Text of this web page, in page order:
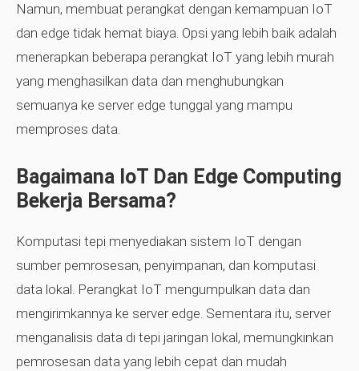
Namun, membuat perangkat dengan kemampuan IoT
dan edge tidak hemat biaya. Opsi yang lebih baik adalah
menerapkan beberapa perangkat IoT yang lebih murah
yang menghasilkan data dan menghubungkan
semuanya ke server edge tunggal yang mampu
memproses data.
Bagaimana IoT Dan Edge Computing
Bekerja Bersama?
Komputasi tepi menyediakan sistem IoT dengan
sumber pemrosesan, penyimpanan, dan komputasi
data lokal. Perangkat IoT mengumpulkan data dan
mengirimkannya ke server edge. Sementara itu, server
menganalisis data di tepi jaringan lokal, memungkinkan
pemrosesan data yang lebih cepat dan mudah